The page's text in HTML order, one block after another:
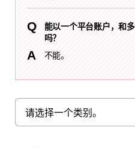
能以一个平台账户，和
吗？
不能。